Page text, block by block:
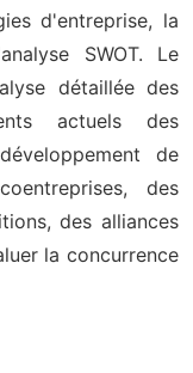
d'entreprise, la
SWOT. Le
détaillée des
actuels des
de
des
des alliances
la concurrence